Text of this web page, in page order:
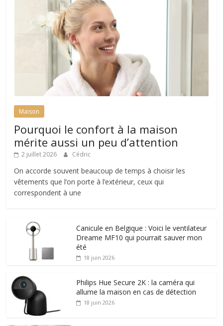
Maison
Pourquoi le confort à la maison
mérite aussi un peu d’attention
2 juillet 2026 Cédric
On accorde souvent beaucoup de temps à choisir les
vêtements que l’on porte à l’extérieur, ceux qui
correspondent à une
Canicule en Belgique : Voici le ventilateur
Dreame MF10 qui pourrait sauver mon
été
18 juin 2026
Philips Hue Secure 2K : la caméra qui
allume la maison en cas de détection
18 juin 2026